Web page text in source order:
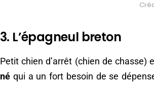
3. L’épagneul breton
Petit chien d’arrêt (chien de chasse)
né qui a un fort besoin de se